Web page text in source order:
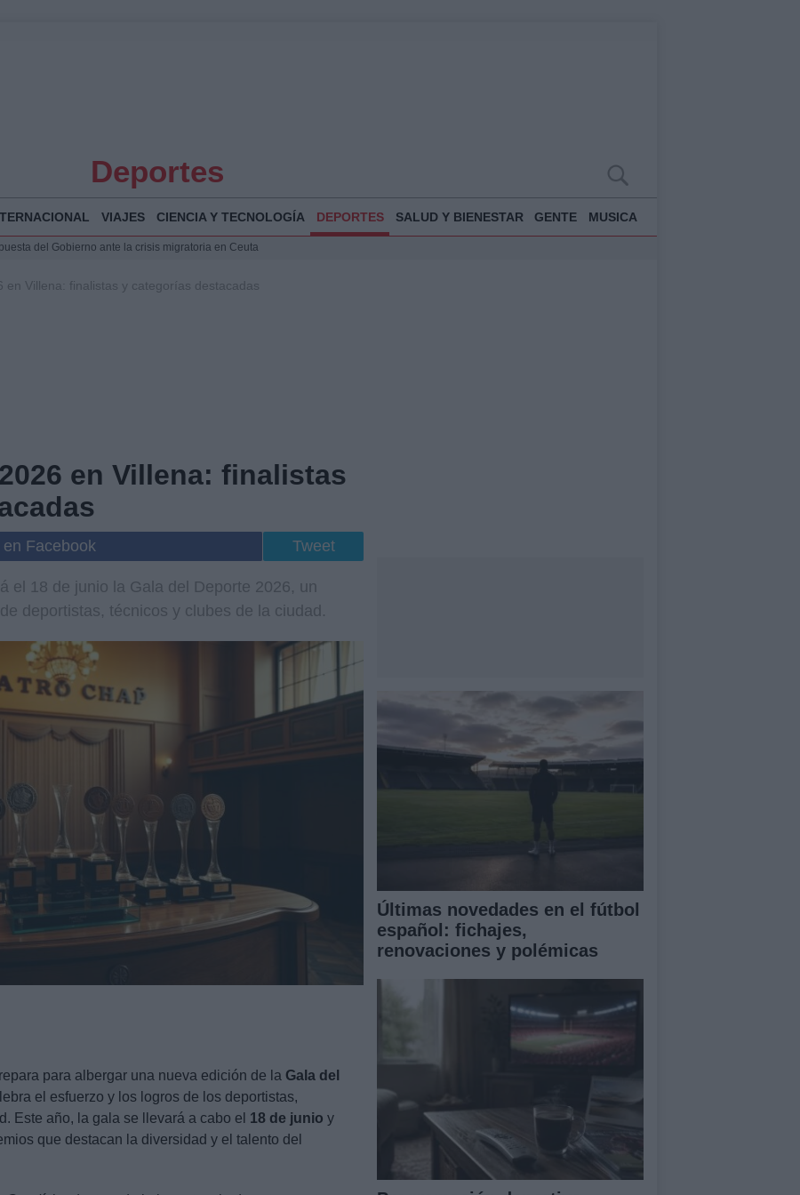
Deportes
VIAJES CIENCIA Y TECNOLOGÍA DEPORTES SALUD Y BIENESTAR GENTE MUSICA
del Gobierno ante la crisis migratoria en Ceuta
Jesús Vivas en Palma para analizar la situación en Ceuta
en Villena: finalistas y categorías destacadas
en Villena: finalistas
Facebook Tweet
el 18 de junio la Gala del Deporte 2026, un
deportistas, técnicos y clubes de la ciudad.
para albergar una nueva edición de la Gala del
el esfuerzo y los logros de los deportistas,
Este año, la gala se llevará a cabo el 18 de junio y
que destacan la diversidad y el talento del
Últimas novedades en el fútbol
español: fichajes,
renovaciones y polémicas